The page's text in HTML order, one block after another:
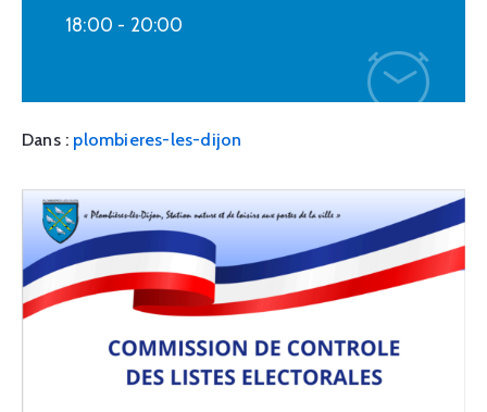
18:00 - 20:00
Dans : plombieres-les-dijon